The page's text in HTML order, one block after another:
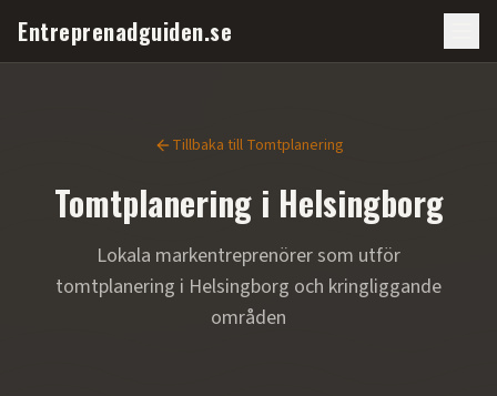
Entreprenadguiden.se
Tillbaka till Tomtplanering
Tomtplaneringi Helsingborg
Lokala markentreprenörer som utför
tomtplanering i Helsingborg och kringliggande
områden